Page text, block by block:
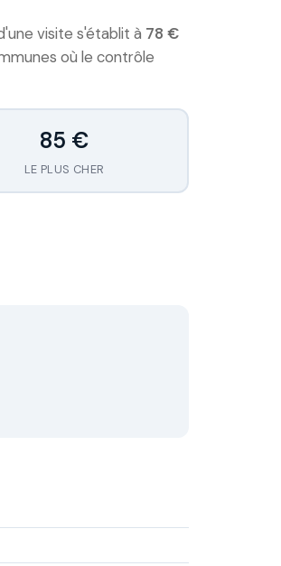
visite s'établit à 78 €
où le contrôle
85 €
LE PLUS CHER